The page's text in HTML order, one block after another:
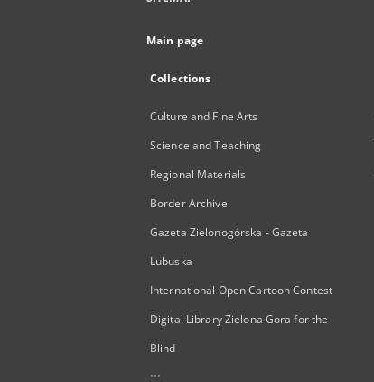
Main page
Collections
Culture and Fine Arts
Science and Teaching
Regional Materials
Border Archive
Gazeta Zielonogórska - Gazeta
Lubuska
International Open Cartoon Contest
Digital Library Zielona Gora for the
Blind
...